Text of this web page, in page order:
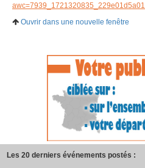
Ouvrir dans une nouvelle fenêtre
Les 20 derniers événements postés :